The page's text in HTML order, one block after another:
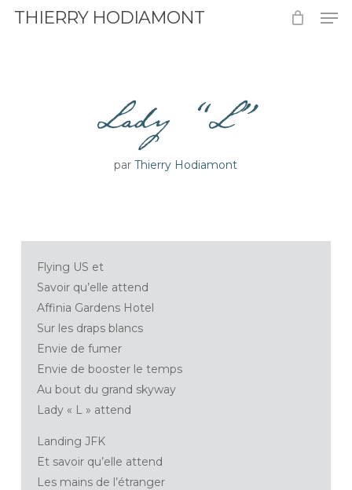
SkipTHIERRY HODIAMONT
Lady “L”
parThierry Hodiamont
Flying US et
Savoir qu’elle attend
Affinia Gardens Hotel
Sur les draps blancs
Envie de fumer
Envie de booster le temps
Au bout du grand skyway
Lady « L » attend
Landing JFK
Et savoir qu’elle attend
Les mains de l’étranger